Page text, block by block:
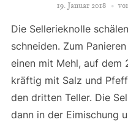
19. Januar 2018
Die Sellerieknolle
schneiden. Zum
einen mit Mehl, auf dem
kräftig mit Salz und
den dritten Teller. Die
dann in der Eimischung